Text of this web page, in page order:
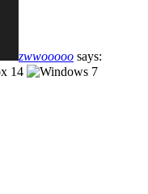
zwwooooo says: